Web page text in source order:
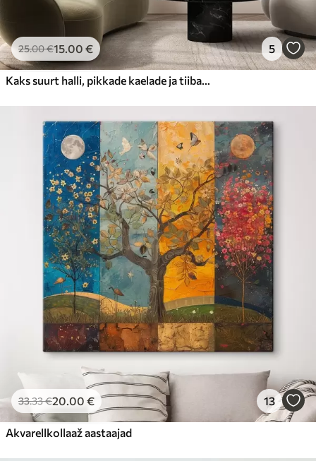
25.00€15.00 € 5
Kaks suurt halli, pikkade kaelade ja tiibadega kraanat, mis seisavad puudest ümbritsetud udujärves
33.33€20.00 € 13
Akvarellkollaaž aastaajad